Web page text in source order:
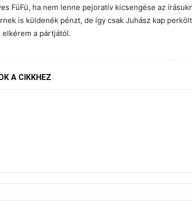
FüFü, ha nem lenne pejoratív kicsengése az
is küldenék pénzt, de így csak Juhász kap
elkérem a pártjától.
A CIKKHEZ